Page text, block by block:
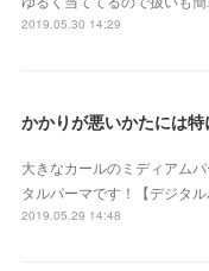
2019.05.30 14:29
大きなカールのミディアム
タルパーマです！【デジタ
2019.05.29 14:48